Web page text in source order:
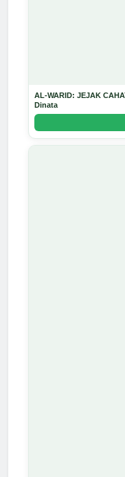
AL-WARID: JEJAK
Dinata